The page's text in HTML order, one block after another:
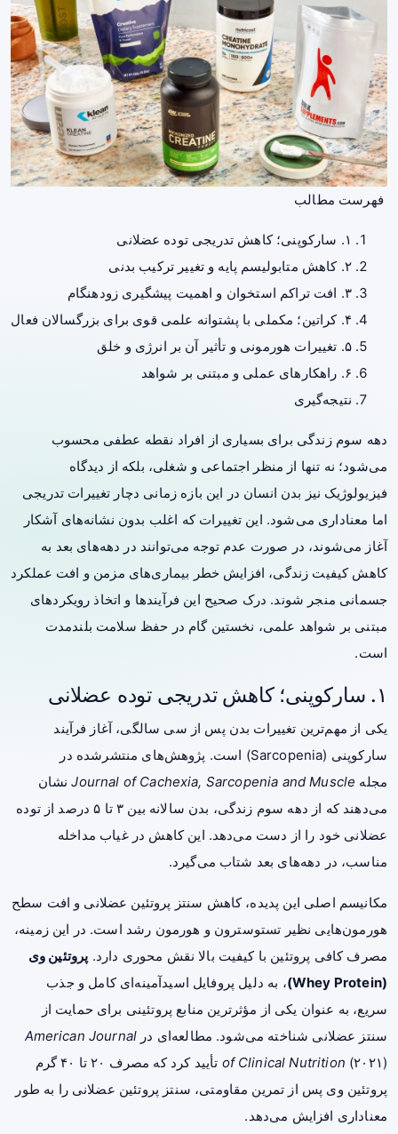
فهرست مطالب
۱. سارکوپنی؛ کاهش تدریجی توده عضلانی
۲. کاهش متابولیسم پایه و تغییر ترکیب بدنی
۳. افت تراکم استخوان و اهمیت پیشگیری زودهنگام
۴. کراتین؛ مکملی با پشتوانه علمی قوی برای بزرگسالان فعال
۵. تغییرات هورمونی و تأثیر آن بر انرژی و خلق
۶. راهکارهای عملی و مبتنی بر شواهد
نتیجه‌گیری
دهه سوم زندگی برای بسیاری از افراد نقطه عطفی محسوب
می‌شود؛ نه تنها از منظر اجتماعی و شغلی، بلکه از دیدگاه
فیزیولوژیک نیز بدن انسان در این بازه زمانی دچار تغییرات تدریجی
اما معناداری می‌شود. این تغییرات که اغلب بدون نشانه‌های آشکار
آغاز می‌شوند، در صورت عدم توجه می‌توانند در دهه‌های بعد به
کاهش کیفیت زندگی، افزایش خطر بیماری‌های مزمن و افت عملکرد
جسمانی منجر شوند. درک صحیح این فرآیندها و اتخاذ رویکردهای
مبتنی بر شواهد علمی، نخستین گام در حفظ سلامت بلندمدت
است.
۱. سارکوپنی؛ کاهش تدریجی توده عضلانی
یکی از مهم‌ترین تغییرات بدن پس از سی سالگی، آغاز فرآیند
سارکوپنی (Sarcopenia) است. پژوهش‌های منتشرشده در
مجله Journal of Cachexia, Sarcopenia and Muscleنشان
می‌دهند که از دهه سوم زندگی، بدن سالانه بین ۳ تا ۵ درصد از توده
عضلانی خود را از دست می‌دهد. این کاهش در غیاب مداخله
مناسب، در دهه‌های بعد شتاب می‌گیرد.
مکانیسم اصلی این پدیده، کاهش سنتز پروتئین عضلانی و افت سطح
هورمون‌هایی نظیر تستوسترون و هورمون رشد است. در این زمینه،
مصرف کافی پروتئین با کیفیت بالا نقش محوری دارد. پروتئین وی
(Whey Protein)
، به دلیل پروفایل اسیدآمینه‌ای کامل و جذب
سریع، به عنوان یکی از مؤثرترین منابع پروتئینی برای حمایت از
سنتز عضلانی شناخته می‌شود. مطالعه‌ای در American Journal
of Clinical Nutrition
(۲۰۲۱) تأیید کرد که مصرف ۲۰ تا ۴۰ گرم
پروتئین وی پس از تمرین مقاومتی، سنتز پروتئین عضلانی را به طور
معناداری افزایش می‌دهد.